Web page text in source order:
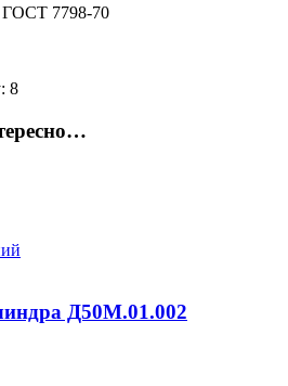
ГОСТ 7798-70
8
Д50М.01.002